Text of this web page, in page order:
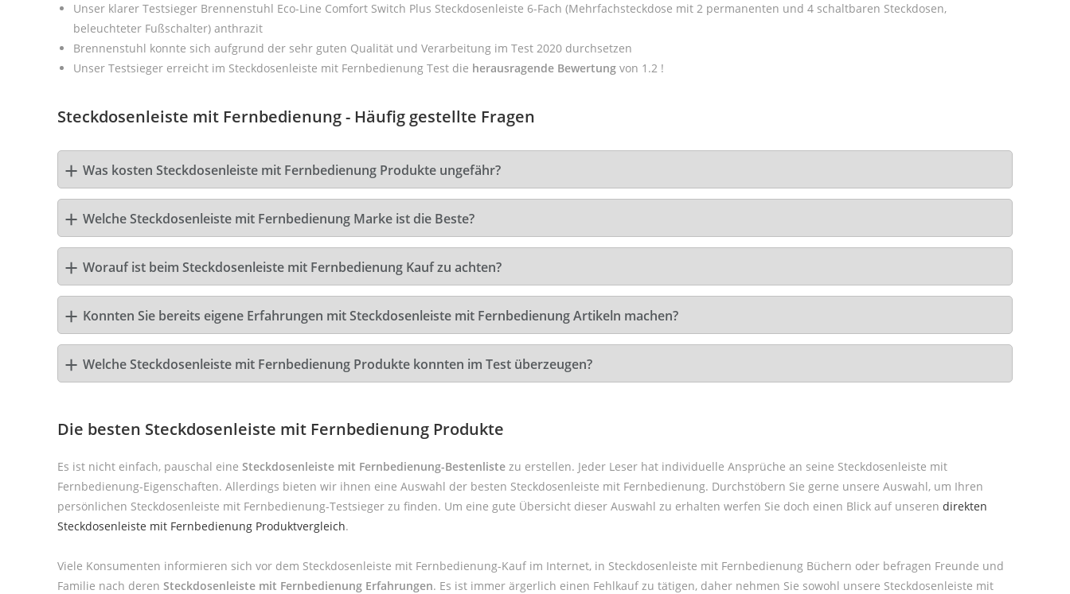
Unser klarer Testsieger Brennenstuhl Eco-Line Comfort Switch Plus Steckdosenleiste 6-Fach (Mehrfachsteckdose mit 2 permanenten und 4 schaltbaren Steckdosen,
beleuchteter Fußschalter) anthrazit
Brennenstuhl konnte sich aufgrund der sehr guten Qualität und Verarbeitung im Test 2020 durchsetzen
Unser Testsieger erreicht im Steckdosenleiste mit Fernbedienung Test die herausragende Bewertung von 1.2 !
Steckdosenleiste mit Fernbedienung - Häufig gestellte Fragen
Was kosten Steckdosenleiste mit Fernbedienung Produkte ungefähr?
Welche Steckdosenleiste mit Fernbedienung Marke ist die Beste?
Worauf ist beim Steckdosenleiste mit Fernbedienung Kauf zu achten?
Konnten Sie bereits eigene Erfahrungen mit Steckdosenleiste mit Fernbedienung Artikeln machen?
Welche Steckdosenleiste mit Fernbedienung Produkte konnten im Test überzeugen?
Die besten Steckdosenleiste mit Fernbedienung Produkte
Es ist nicht einfach, pauschal eine Steckdosenleiste mit Fernbedienung-Bestenliste zu erstellen. Jeder Leser hat individuelle Ansprüche an seine Steckdosenleiste mit
Fernbedienung-Eigenschaften. Allerdings bieten wir ihnen eine Auswahl der besten Steckdosenleiste mit Fernbedienung. Durchstöbern Sie gerne unsere Auswahl, um Ihren
persönlichen Steckdosenleiste mit Fernbedienung-Testsieger zu finden. Um eine gute Übersicht dieser Auswahl zu erhalten werfen Sie doch einen Blick auf unseren direkten
Steckdosenleiste mit Fernbedienung Produktvergleich.
Viele Konsumenten informieren sich vor dem Steckdosenleiste mit Fernbedienung-Kauf im Internet, in Steckdosenleiste mit Fernbedienung Büchern oder befragen Freunde und
Familie nach deren Steckdosenleiste mit Fernbedienung Erfahrungen. Es ist immer ärgerlich einen Fehlkauf zu tätigen, daher nehmen Sie sowohl unsere Steckdosenleiste mit